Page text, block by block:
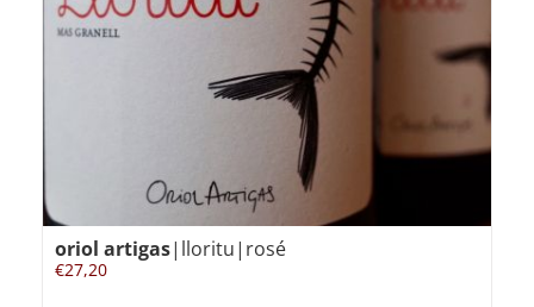
oriol artigas|lloritu|rosé
€27,20